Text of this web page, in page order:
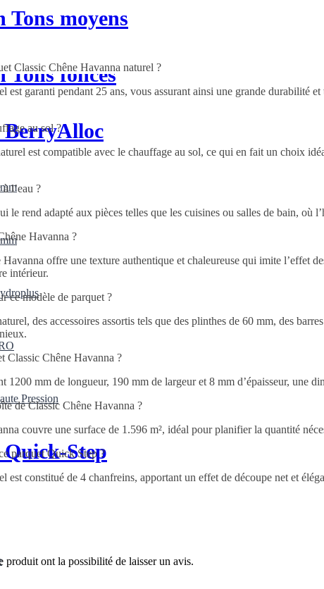
Tons moyens
Tons foncés
Pression
Step
Classic Chêne Havanna naturel ?
est garanti pendant 25 ans, vous assurant ainsi une grande durabilité
au sol ?
est compatible avec le chauffage au sol, ce qui en fait un choix
l’eau ?
le rend adapté aux pièces telles que les cuisines ou salles de bain, où
Havanna ?
offre une texture authentique et chaleureuse qui imite l’effet
intérieur.
ce modèle de parquet ?
des accessoires assortis tels que des plinthes de 60 mm, des
Classic Chêne Havanna ?
1200 mm de longueur, 190 mm de largeur et 8 mm d’épaisseur, une
de Classic Chêne Havanna ?
couvre une surface de 1.596 m², idéal pour planifier la quantité
parquet Quick Step ?
est constitué de 4 chanfreins, apportant un effet de découpe net et
produit ont la possibilité de laisser un avis.